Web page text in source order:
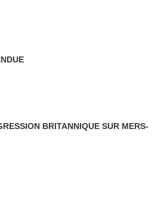
BRITANNIQUE SUR MERS-